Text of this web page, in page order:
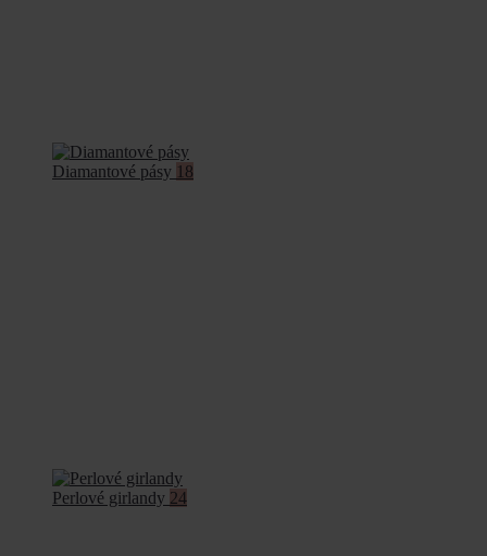
Diamantové pásy 18
Perlové girlandy 24